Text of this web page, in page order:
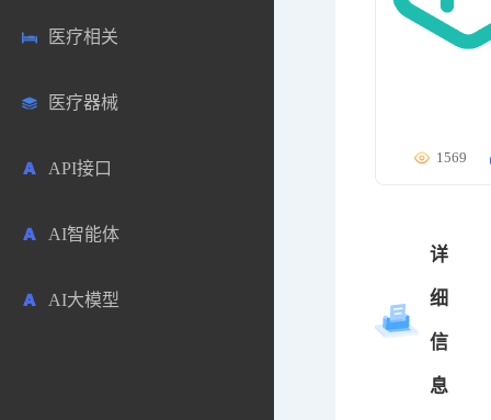
药品市场信息
合成化工
药物分析
毒性数据库
原辅料包材
日本
其他各国
药研咨询
医药科普
SciHub文献
文献下载
文献管理
各国专利局官方查询
医药专利
商业专利数据库
免费专利库
医疗相关
医疗器械
API接口
AI智能体
AI大模型
1569
详
细
信
息